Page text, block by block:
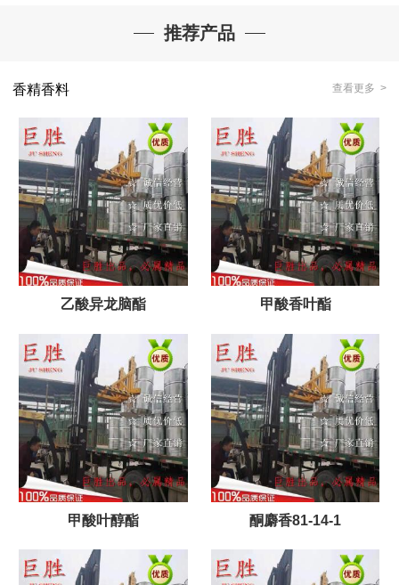
推荐产品
香精香料 查看更多 >
乙酸异龙脑酯 甲酸香叶酯
甲酸叶醇酯 酮麝香81-14-1